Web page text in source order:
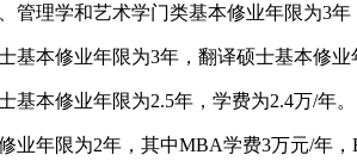
理学和艺术学门类基本修业年限为3年
本修业年限为3年，翻译硕士基本修业
本修业年限为2.5年，学费为2.4万/年。
业年限为2年，其中MBA学费3万元/年，